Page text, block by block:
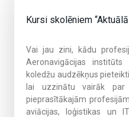
Kursi skolēniem
Vai jau zini, kādu
Aeronavigācijas
koledžu audzēkņus
lai uzzinātu vairāk par
pieprasītākajām
aviācijas, loģistikas un